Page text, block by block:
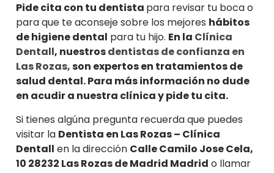
Pide cita con tu dentista para revisar tu boca o
para que te aconseje sobre los mejores hábitos
de higiene dental para tu hijo. En la Clínica
Dentall, nuestrosdentistas de confianza en
Las Rozas,son expertos en tratamientos de
salud dental. Para más información no dude
en acudir a nuestra clínica y pide tu cita.
Si tienes algúna pregunta recuerda que puedes
visitar la Dentista en Las Rozas – Clínica
Dentall en la dirección Calle Camilo Jose Cela,
10 28232 Las Rozas de Madrid Madrid o llamar